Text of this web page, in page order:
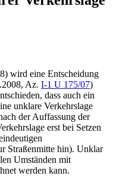
wird eine Entscheidung
Az. I-1 U 175/07)
dass auch ein
unklare Verkehrslage
der Auffassung der
erst bei Setzen
Straßenmitte hin). Unklar
Umständen mit
werden kann.